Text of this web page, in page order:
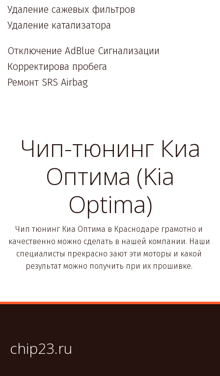
Удаление сажевых фильтров
Удаление катализатора
Отключение AdBlue Сигнализации
Корректирова пробега
Ремонт SRS Airbag
Чип-тюнинг Киа
Оптима (Kia
Optima)
Чип тюнинг Киа Оптима в Краснодаре грамотно и
качественно можно сделать в нашей компании. Наши
специалисты прекрасно зают эти моторы и какой
результат можно получить при их прошивке.
chip23.ru